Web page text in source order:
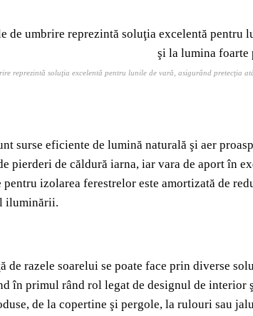
reprezintă soluţia excelentă pentru lunile de vară, asigurând pretecţia
surse eficiente de lumină naturală şi aer
pierderi de căldură iarna, iar vara de aport în
pentru izolarea ferestrelor este amortizată de
iluminării.
de razele soarelui se poate face prin diverse
în primul rând rol legat de designul de interior
de la copertine şi pergole, la rulouri sau